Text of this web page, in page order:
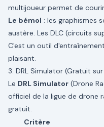
multijoueur permet de
Le bémol : les graphismes
austère. Les DLC (circuits
C'est un outil
plaisant.
3. DRL Simulator (Gratuit
Le DRL Simulator (Drone
officiel de la ligue de drone
gratuit.
Critère